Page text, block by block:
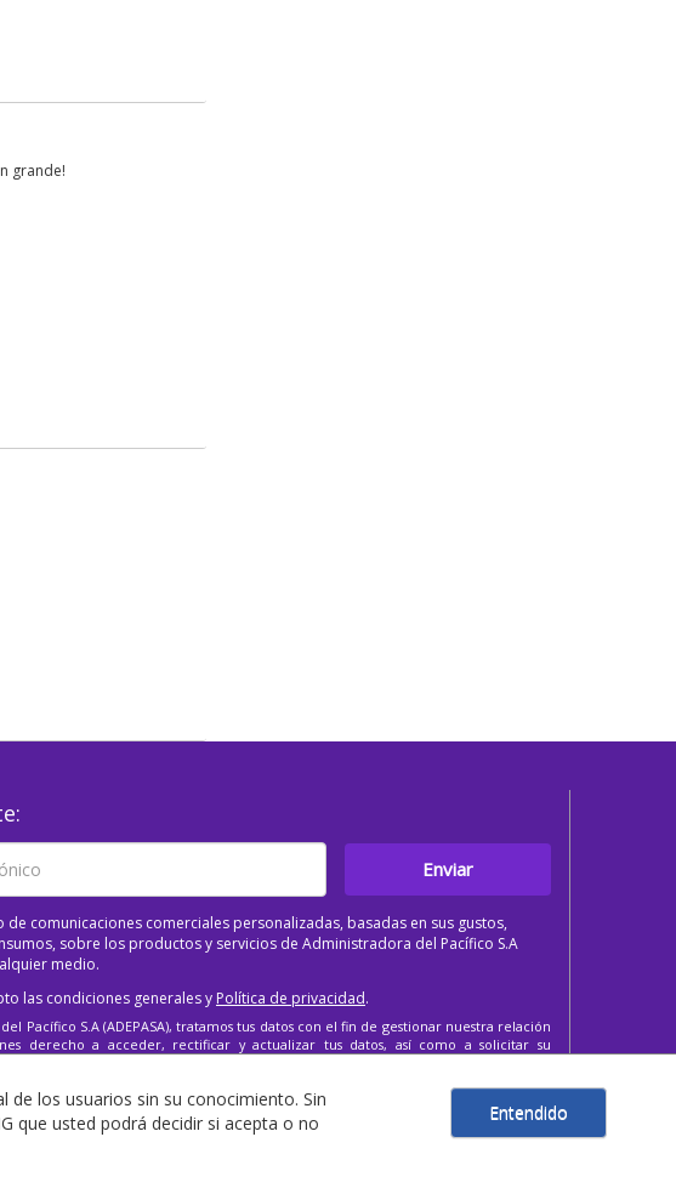
grande!
Enviar
de comunicaciones comerciales personalizadas, basadas en sus gustos,
sobre los productos y servicios de Administradora del Pacífico S.A
medio.
las condiciones generales y Política de privacidad.
Pacífico S.A (ADEPASA), tratamos tus datos con el fin de gestionar nuestra relación
derecho a acceder, rectificar y actualizar tus datos, así como a solicitar su
de los usuarios sin su conocimiento. Sin
que usted podrá decidir si acepta o no
Entendido